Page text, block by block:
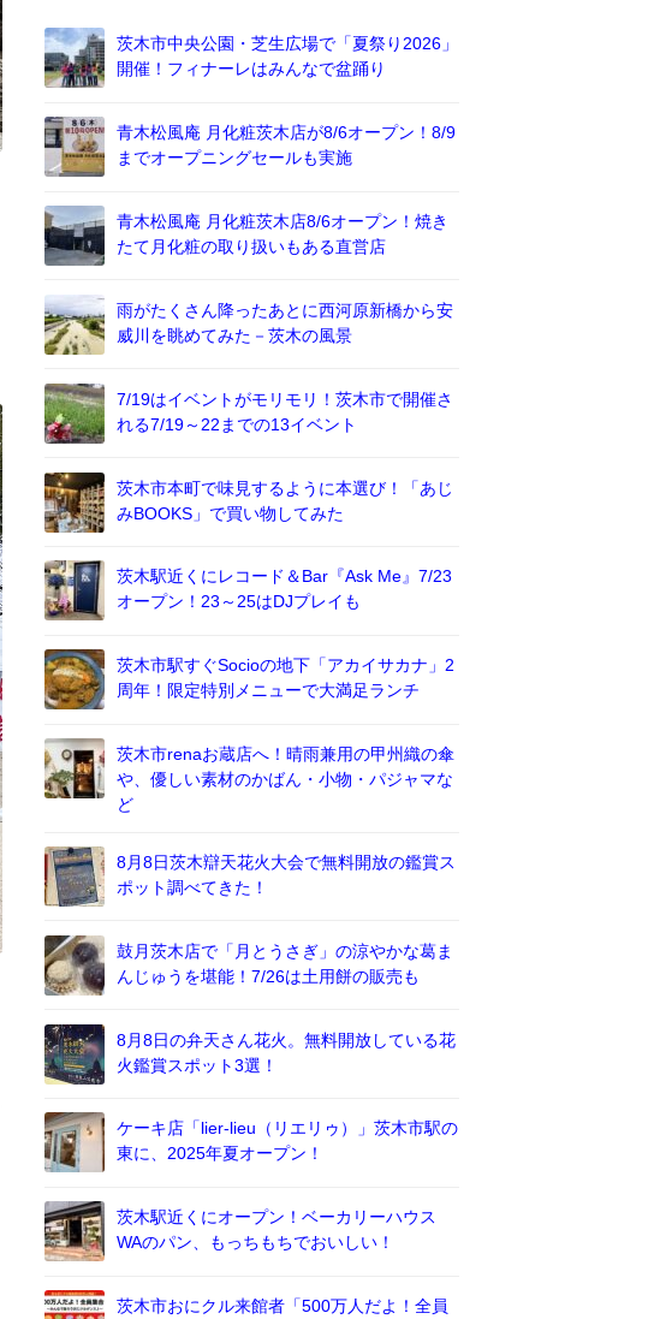
茨木市中央公園・芝生広場で「夏祭り2026」
開催！フィナーレはみんなで盆踊り
青木松風庵 月化粧茨木店が8/6オープン！8/9
までオープニングセールも実施
青木松風庵 月化粧茨木店8/6オープン！焼き
たて月化粧の取り扱いもある直営店
雨がたくさん降ったあとに西河原新橋から安
威川を眺めてみた－茨木の風景
7/19はイベントがモリモリ！茨木市で開催さ
れる7/19～22までの13イベント
茨木市本町で味見するように本選び！「あじ
みBOOKS」で買い物してみた
茨木駅近くにレコード＆Bar『Ask Me』7/23
オープン！23～25はDJプレイも
茨木市駅すぐSocioの地下「アカイサカナ」2
周年！限定特別メニューで大満足ランチ
茨木市renaお蔵店へ！晴雨兼用の甲州織の傘
や、優しい素材のかばん・小物・パジャマな
ど
8月8日茨木辯天花火大会で無料開放の鑑賞ス
ポット調べてきた！
鼓月茨木店で「月とうさぎ」の涼やかな葛ま
んじゅうを堪能！7/26は土用餅の販売も
8月8日の弁天さん花火。無料開放している花
火鑑賞スポット3選！
ケーキ店「lier-lieu（リエリゥ）」茨木市駅の
東に、2025年夏オープン！
茨木駅近くにオープン！ベーカリーハウス
WAのパン、もっちもちでおいしい！
茨木市おにクル来館者「500万人だよ！全員